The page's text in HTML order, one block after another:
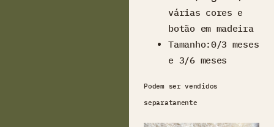
várias cores e
botão em madeira
Tamanho:0/3 meses
e 3/6 meses
Podem ser vendidos
separatamente